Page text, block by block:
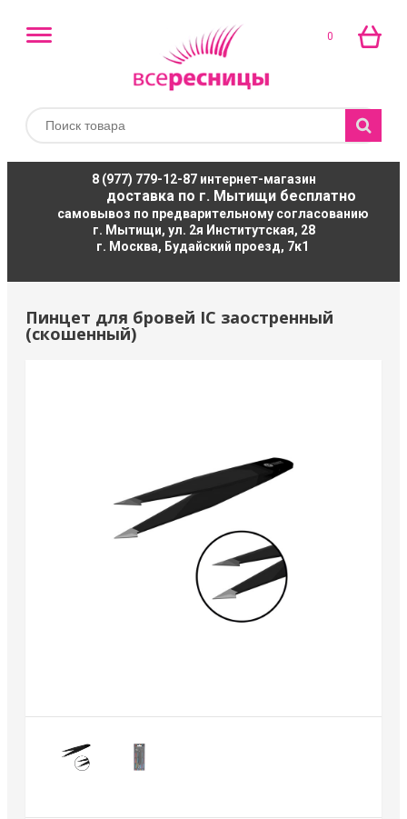
0
8 (977) 779-12-87интернет-магазин
доставка по г. Мытищи бесплатно
самовывоз по предварительному согласованию
г. Мытищи, ул. 2я Институтская, 28
г. Москва, Будайский проезд, 7к1
Пинцет для бровей IC заостренный
(скошенный)